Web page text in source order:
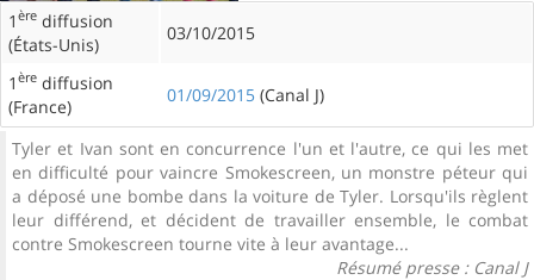
1 ère diffusion
(États-Unis)
03/10/2015
1 ère diffusion
(France)
01/09/2015 (Canal J)
Tyler et Ivan sont en concurrence l'un et l'autre, ce qui les met
en difficulté pour vaincre Smokescreen, un monstre péteur qui
a déposé une bombe dans la voiture de Tyler. Lorsqu'ils règlent
leur différend, et décident de travailler ensemble, le combat
contre Smokescreen tourne vite à leur avantage...
Résumé presse : Canal J